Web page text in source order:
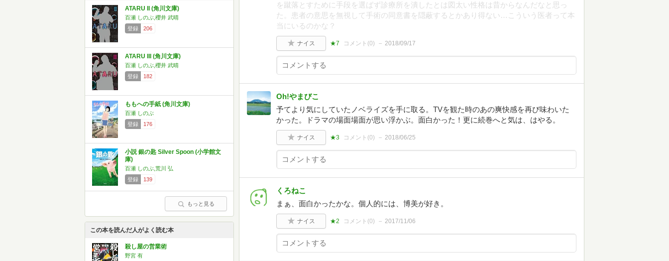
ATARU II (角川文庫)
百瀬 しのぶ,櫻井 武晴
登録
206
ATARU III (角川文庫)
百瀬 しのぶ,櫻井 武晴
登録
182
ももへの手紙 (角川文庫)
百瀬 しのぶ
登録
176
小説 銀の匙 Silver Spoon (小学館文
庫)
百瀬 しのぶ,荒川 弘
登録
139
もっと見る
この本を読んだ人がよく読む本
殺し屋の営業術
野宮 有
を蹴落とすために手段を選ばず診療所を潰したとは図太い性格は昔からなんだなと思っ
た。患者の意思を無視して手術の同意書を隠蔽するとかあり得ない…こういう医者って本
当にいるのかな？
ナイス ★7 コメント(0) 2018/09/17
Oh!やまびこ
予てより気にしていたノベライズを手に取る。TVを観た時のあの爽快感を再び味わいた
かった。ドラマの場面場面が思い浮かぶ。面白かった！更に続巻へと気は、はやる。
ナイス ★3 コメント(0) 2018/06/25
くろねこ
まぁ、面白かったかな。個人的には、博美が好き。
ナイス ★2 コメント(0) 2017/11/06